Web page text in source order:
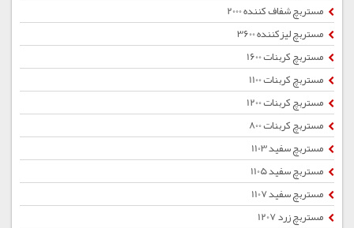
مستربچ شفاف کننده 2000
مستربچ لیزکننده 3600
مستربچ کربنات 1600
مستربچ کربنات 1100
مستربچ کربنات 1200
مستربچ کربنات 800
مستربچ سفید 1103
مستربچ سفید 1105
مستربچ سفید 1107
مستربچ زرد 1207